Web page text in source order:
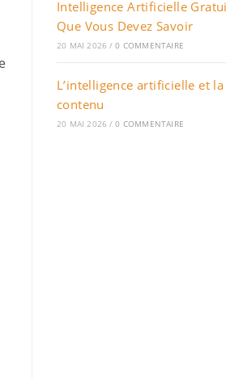
Intelligence Artificielle
Que Vous Devez Savoir
20 MAI 2026 / 0 COMMENTAIRE
L’intelligence artificielle et
contenu
20 MAI 2026 / 0 COMMENTAIRE